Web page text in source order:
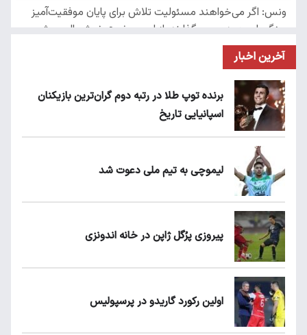
آخرین اخبار
برنده توپ طلا در رتبه دوم گران‌ترین بازیکنان
اسپانیایی تاریخ
لیموچی به تیم ملی دعوت شد
پیروزی پرُگل ژاپن در خانه اندونزی
اولین رکورد گاریدو در پرسپولیس